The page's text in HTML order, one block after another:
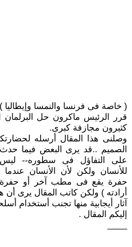
( خاصة فى فرنسا والنمسا وإيطاليا )
قرر الرئيس ماكرون حل البرلمان
كثيرون مجازفة كبرى.
وصلنى هذا المقال أرسله
الصميم ..قد يرى البعض فيما
على التفاؤل فى سطوره-- ليس
للأنسان ولكن لأن الأنسان
حفرة يقع فى مطب آخر أو
أرادته ) ولكن كاتب المقال يرى أن
آثار أيجابية منها تجنب أستخدام
إليكم المقال .